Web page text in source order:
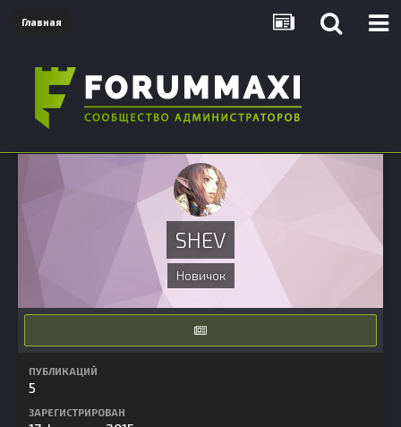
Главная
SHEV
Новичок
ПУБЛИКАЦИЙ
5
ЗАРЕГИСТРИРОВАН